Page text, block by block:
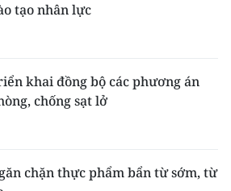
tạo nhân lực
khai đồng bộ các phương án
chống sạt lở
chặn thực phẩm bẩn từ sớm, từ